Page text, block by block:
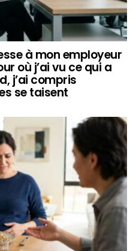
à mon employeur
où j’ai vu ce qui a
j’ai compris
se taisent